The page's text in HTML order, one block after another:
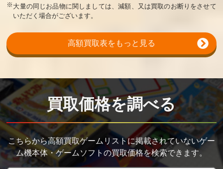
イゾン
75,000
バブルボブル
2
70,000
地底戦空バゾ
ルダー
60,000
三つ目がとお
る
買取価格
55,000
聖鈴伝説リッ
クル
買取価格
55,000
ギミック
買取価格
50,000
※ 大量の同じお品物に関しましては、減額、又は買取のお断りをさせて
いただく場合がございます。
高額買取表をもっと見る
買取価格を調べる
こちらから高額買取ゲームリストに掲載されていないゲー
ム機本体・ゲームソフトの買取価格を検索できます。